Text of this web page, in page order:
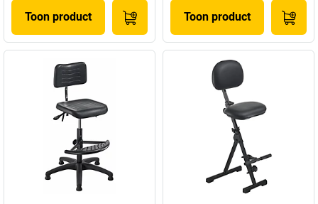
Toon product Toon product